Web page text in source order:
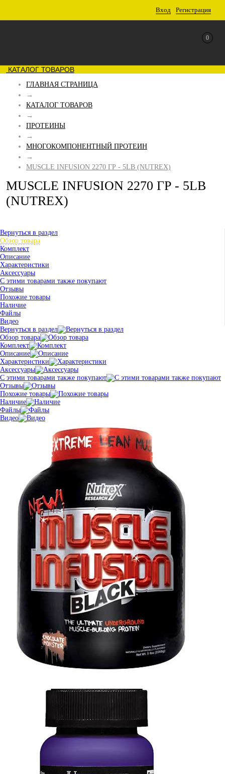
Вход Регистрация
0
КАТАЛОГ ТОВАРОВ
ГЛАВНАЯ СТРАНИЦА
→
КАТАЛОГ ТОВАРОВ
→
ПРОТЕИНЫ
→
МНОГОКОМПОНЕНТНЫЙ ПРОТЕИН
→
MUSCLE INFUSION 2270 ГР - 5LB (NUTREX)
MUSCLE INFUSION 2270 ГР - 5LB
(NUTREX)
Вернуться в раздел
Обзор товара
Комплект
Описание
Характеристики
Аксессуары
С этими товарами также покупают
Отзывы
Похожие товары
Наличие
Файлы
Видео
Вернуться в раздел
Обзор товара
Комплект
Описание
Характеристики
Аксессуары
С этими товарами также покупают
Отзывы
Похожие товары
Наличие
Файлы
Видео